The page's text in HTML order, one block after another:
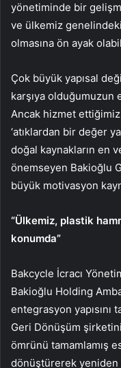
yönetiminde bir
ve ülkemiz
olmasına ön ayak
Çok büyük yapısal
karşıya olduğumuzun
Ancak hizmet
‘atıklardan bir değer
doğal kaynakların en
önemseyen Bakioğlu
büyük motivasyon
“Ülkemiz, plastik
konumda”
Bakcycle İcracı
Bakioğlu Holding
entegrasyon
Geri Dönüşüm
ömrünü tamamlamış
dönüştürerek yeniden